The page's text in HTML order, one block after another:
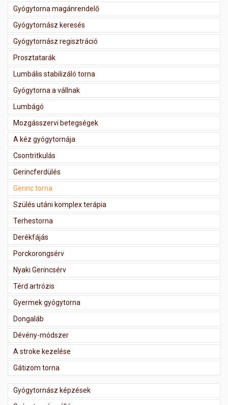
Gyógytorna magánrendelő
Gyógytornász keresés
Gyógytornász regisztráció
Prosztatarák
Lumbális stabilizáló torna
Gyógytorna a vállnak
Lumbágó
Mozgásszervi betegségek
A kéz gyógytornája
Csontritkulás
Gerincferdülés
Gerinc torna
Szülés utáni komplex terápia
Terhestorna
Derékfájás
Porckorongsérv
Nyaki Gerincsérv
Térd artrózis
Gyermek gyógytorna
Dongaláb
Dévény-módszer
A stroke kezelése
Gátizom torna
Gyógytornász képzések